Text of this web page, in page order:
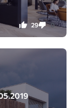
29 0